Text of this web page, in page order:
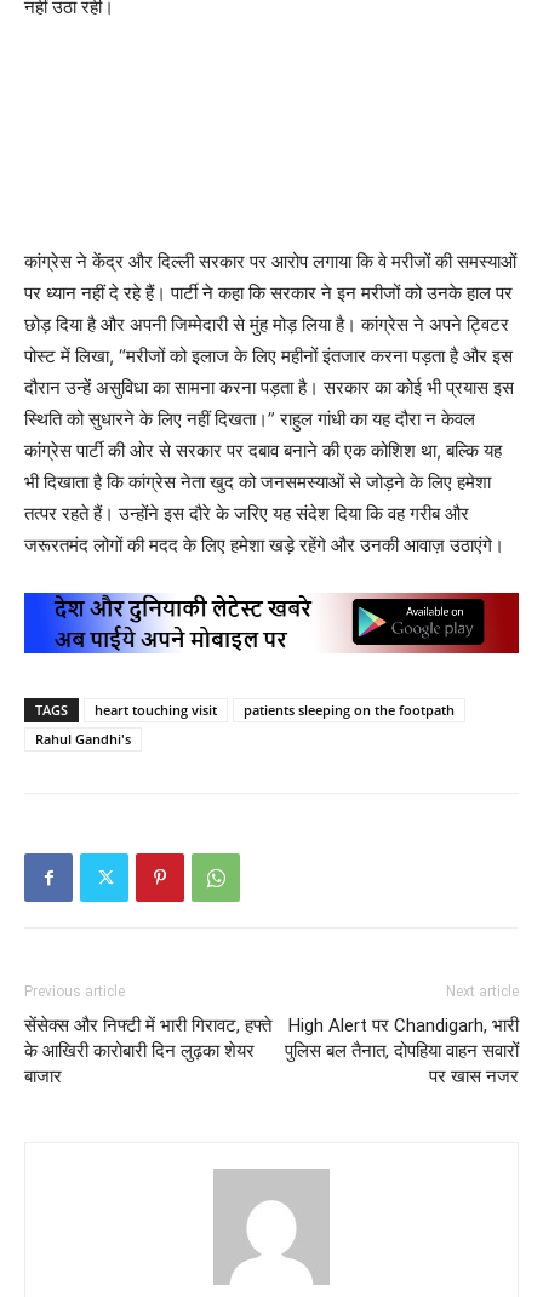
नहीं उठा रही।
कांग्रेस ने केंद्र और दिल्ली सरकार पर आरोप लगाया कि वे मरीजों की समस्याओं
पर ध्यान नहीं दे रहे हैं। पार्टी ने कहा कि सरकार ने इन मरीजों को उनके हाल पर
छोड़ दिया है और अपनी जिम्मेदारी से मुंह मोड़ लिया है। कांग्रेस ने अपने ट्विटर
पोस्ट में लिखा, “मरीजों को इलाज के लिए महीनों इंतजार करना पड़ता है और इस
दौरान उन्हें असुविधा का सामना करना पड़ता है। सरकार का कोई भी प्रयास इस
स्थिति को सुधारने के लिए नहीं दिखता।” राहुल गांधी का यह दौरा न केवल
कांग्रेस पार्टी की ओर से सरकार पर दबाव बनाने की एक कोशिश था, बल्कि यह
भी दिखाता है कि कांग्रेस नेता खुद को जनसमस्याओं से जोड़ने के लिए हमेशा
तत्पर रहते हैं। उन्होंने इस दौरे के जरिए यह संदेश दिया कि वह गरीब और
जरूरतमंद लोगों की मदद के लिए हमेशा खड़े रहेंगे और उनकी आवाज़ उठाएंगे।
TAGS heart touching visit
patients sleeping on the footpath
Rahul Gandhi's
Previous article
सेंसेक्स और निफ्टी में भारी गिरावट, हफ्ते
के आखिरी कारोबारी दिन लुढ़का शेयर
बाजार
Next article
High Alert पर Chandigarh, भारी
पुलिस बल तैनात, दोपहिया वाहन सवारों
पर खास नजर